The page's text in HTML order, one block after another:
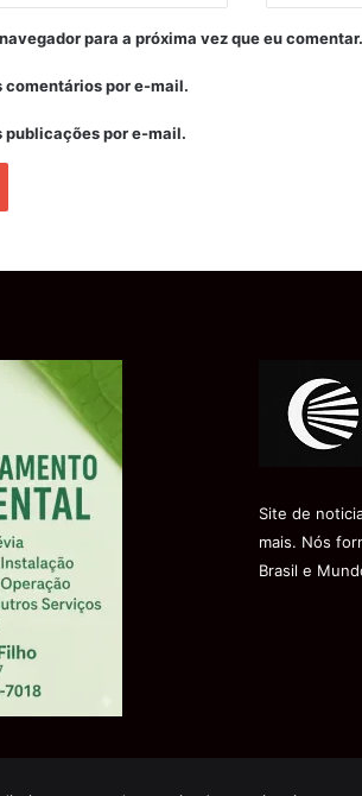
para a próxima vez que eu comentar.
por e-mail.
por e-mail.
Site de
mais. Nós
Brasil e